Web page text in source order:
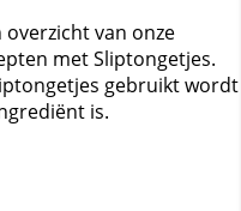
van onze
met Sliptongetjes.
gebruikt wordt
is.